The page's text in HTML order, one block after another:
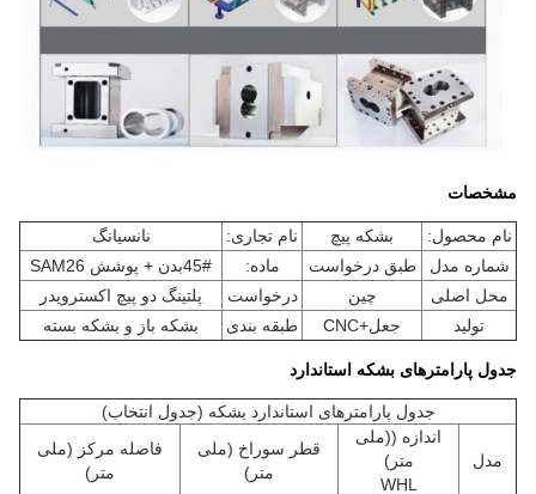
مشخصات
نام محصول: بشکه پیچ نام تجاری:
نانسیانگ
شماره مدل
طبق درخواست ماده:
45#بدن + پوشش SAM26
محل اصلی
چین درخواست
پلتینگ دو پیچ اکسترویدر
تولید
جعل+CNC طبقه بندی بشکه باز و بشکه بسته
جدول پارامترهای بشکه استاندارد
جدول پارامترهای استاندارد بشکه (جدول انتخاب)
مدل
اندازه ((ملی
متر)
WHL
قطر سوراخ (ملی
متر)
فاصله مرکز (ملی
متر)